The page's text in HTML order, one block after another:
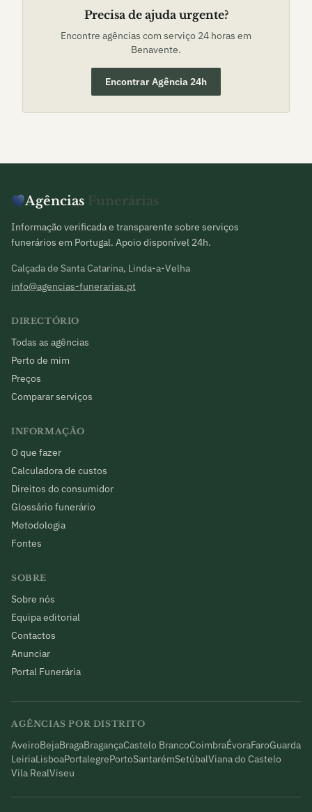
Precisa de ajuda urgente?
Encontre agências com serviço 24 horas em
Benavente.
Encontrar Agência 24h
Agências Funerárias
Informação verificada e transparente sobre serviços
funerários em Portugal. Apoio disponível 24h.
Calçada de Santa Catarina, Linda-a-Velha
info@agencias-funerarias.pt
DIRECTÓRIO
Todas as agências
Perto de mim
Preços
Comparar serviços
INFORMAÇÃO
O que fazer
Calculadora de custos
Direitos do consumidor
Glossário funerário
Metodologia
Fontes
SOBRE
Sobre nós
Equipa editorial
Contactos
Anunciar
Portal Funerária
AGÊNCIAS POR DISTRITO
AveiroBejaBragaBragançaCastelo BrancoCoimbraÉvoraFaroGuarda
LeiriaLisboaPortalegrePortoSantarémSetúbalViana do Castelo
Vila RealViseu